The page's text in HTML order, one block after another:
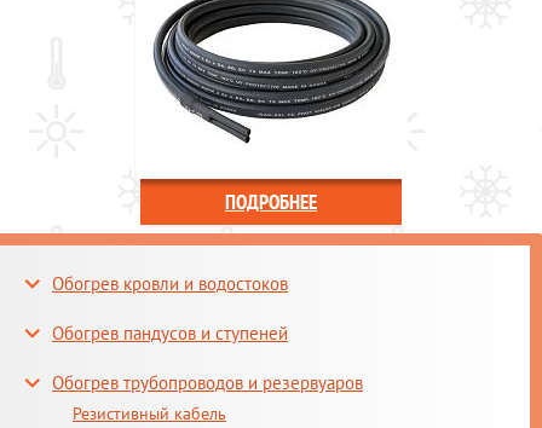
ПОДРОБНЕЕ
Обогрев кровли и водостоков
Обогрев пандусов и ступеней
Обогрев трубопроводов и резервуаров
Резистивный кабель